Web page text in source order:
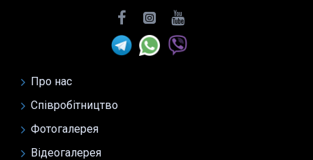
Про нас
Співробітництво
Фотогалерея
Відеогалерея